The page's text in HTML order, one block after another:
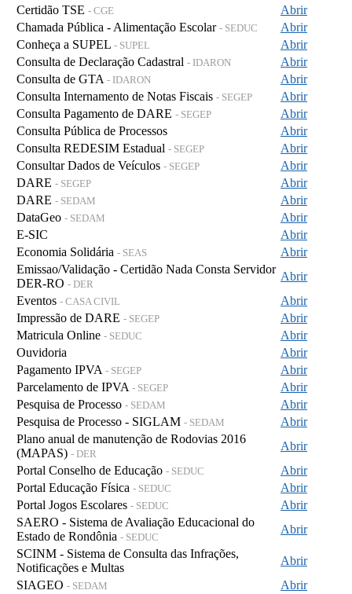
Certidão TSE - CGE
Abrir
Chamada Pública - Alimentação Escolar - SEDUC
Abrir
Conheça a SUPEL - SUPEL
Abrir
Consulta de Declaração Cadastral - IDARON
Abrir
Consulta de GTA - IDARON
Abrir
Consulta Internamento de Notas Fiscais - SEGEP
Abrir
Consulta Pagamento de DARE - SEGEP
Abrir
Consulta Pública de Processos
Abrir
Consulta REDESIM Estadual - SEGEP
Abrir
Consultar Dados de Veículos - SEGEP
Abrir
DARE - SEGEP
Abrir
DARE - SEDAM
Abrir
DataGeo - SEDAM
Abrir
E-SIC
Abrir
Economia Solidária - SEAS
Abrir
Emissao/Validação - Certidão Nada Consta Servidor
DER-RO - DER
Abrir
Eventos - CASA CIVIL
Abrir
Impressão de DARE - SEGEP
Abrir
Matricula Online - SEDUC
Abrir
Ouvidoria
Abrir
Pagamento IPVA - SEGEP
Abrir
Parcelamento de IPVA - SEGEP
Abrir
Pesquisa de Processo - SEDAM
Abrir
Pesquisa de Processo - SIGLAM - SEDAM
Abrir
Plano anual de manutenção de Rodovias 2016
(MAPAS) - DER
Abrir
Portal Conselho de Educação - SEDUC
Abrir
Portal Educação Física - SEDUC
Abrir
Portal Jogos Escolares - SEDUC
Abrir
SAERO - Sistema de Avaliação Educacional do
Estado de Rondônia - SEDUC
Abrir
SCINM - Sistema de Consulta das Infrações,
Notificações e Multas
Abrir
SIAGEO - SEDAM
Abrir